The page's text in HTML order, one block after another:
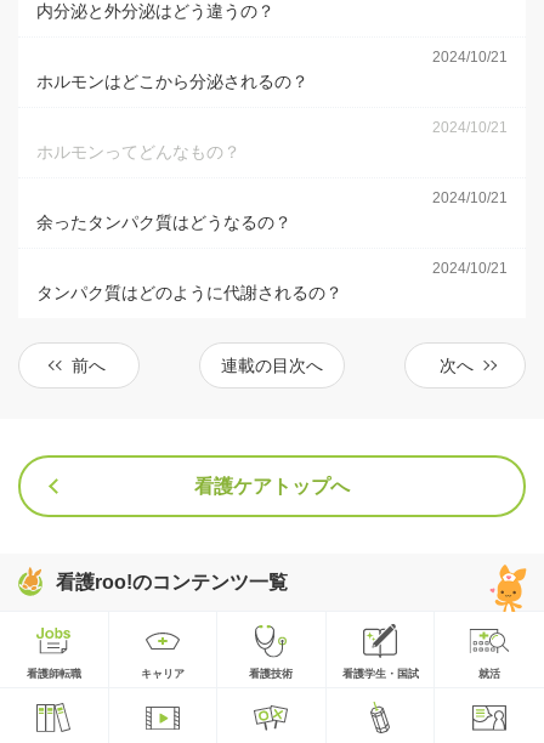
内分泌と外分泌はどう違うの？
2024/10/21
ホルモンはどこから分泌されるの？
2024/10/21
ホルモンってどんなもの？
2024/10/21
余ったタンパク質はどうなるの？
2024/10/21
タンパク質はどのように代謝されるの？
前へ 連載の目次へ 次へ
看護ケアトップへ
看護roo!のコンテンツ一覧
看護師転職 キャリア 看護技術 看護学生・国試 就活